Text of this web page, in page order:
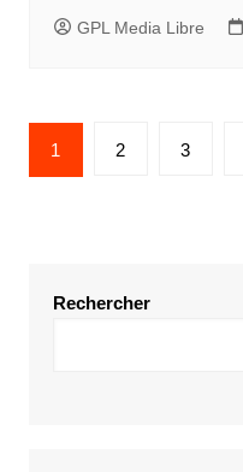
GPL Media Libre
Pagination
des
1 2 3
Rechercher